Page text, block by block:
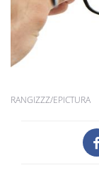
RANGIZZZ/EPICTURA